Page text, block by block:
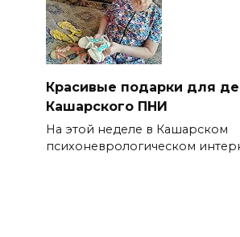
Красивые подарки для
Кашарского ПНИ
На этой неделе в Кашарском
психоневрологическом